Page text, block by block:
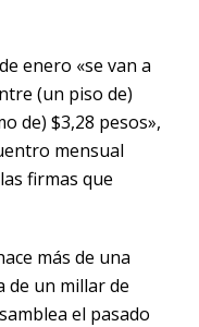
enero «se van a
(un piso de)
de) $3,28 pesos»,
mensual
firmas que
más de una
de un millar de
el pasado